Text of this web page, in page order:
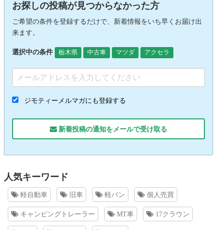
お探しの投稿が見つからなかった方
ご希望の条件を登録するだけで、新着情報をいち早くお届け出
来ます。
選択中の条件 栃木県 中古車 マツダ アクセラ
ジモティーメルマガにも登録する
新着投稿の通知をメールで受け取る
人気キーワード
軽自動車 旧車 軽バン 個人売買
キャンピングトレーラー MT車 17クラウン